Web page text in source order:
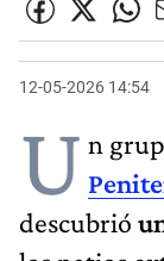
12-05-2026 14:54
U n
descubrió